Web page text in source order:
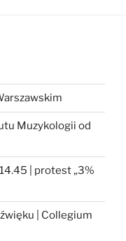
Muzykologii od
| protest „3%
| Collegium